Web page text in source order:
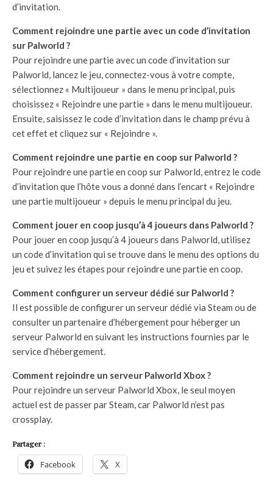
d’invitation.
Comment rejoindre une partie avec un code d’invitation
sur Palworld ?
Pour rejoindre une partie avec un code d’invitation sur
Palworld, lancez le jeu, connectez-vous à votre compte,
sélectionnez « Multijoueur » dans le menu principal, puis
choisissez « Rejoindre une partie » dans le menu multijoueur.
Ensuite, saisissez le code d’invitation dans le champ prévu à
cet effet et cliquez sur « Rejoindre ».
Comment rejoindre une partie en coop sur Palworld ?
Pour rejoindre une partie en coop sur Palworld, entrez le code
d’invitation que l’hôte vous a donné dans l’encart « Rejoindre
une partie multijoueur » depuis le menu principal du jeu.
Comment jouer en coop jusqu’à 4 joueurs dans Palworld ?
Pour jouer en coop jusqu’à 4 joueurs dans Palworld, utilisez
un code d’invitation qui se trouve dans le menu des options du
jeu et suivez les étapes pour rejoindre une partie en coop.
Comment configurer un serveur dédié sur Palworld ?
Il est possible de configurer un serveur dédié via Steam ou de
consulter un partenaire d’hébergement pour héberger un
serveur Palworld en suivant les instructions fournies par le
service d’hébergement.
Comment rejoindre un serveur Palworld Xbox ?
Pour rejoindre un serveur Palworld Xbox, le seul moyen
actuel est de passer par Steam, car Palworld n’est pas
crossplay.
Partager :
Facebook X